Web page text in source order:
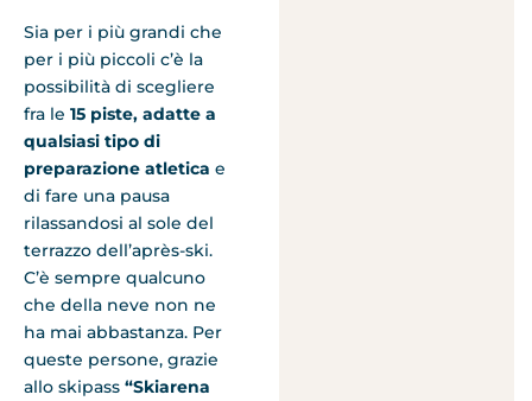
Sia per i più grandi che
per i più piccoli c’è la
possibilità di scegliere
fra le 15 piste, adatte a
qualsiasi tipo di
preparazione atletica e
di fare una pausa
rilassandosi al sole del
terrazzo dell’après-ski.
C’è sempre qualcuno
che della neve non ne
ha mai abbastanza. Per
queste persone, grazie
allo skipass “Skiarena